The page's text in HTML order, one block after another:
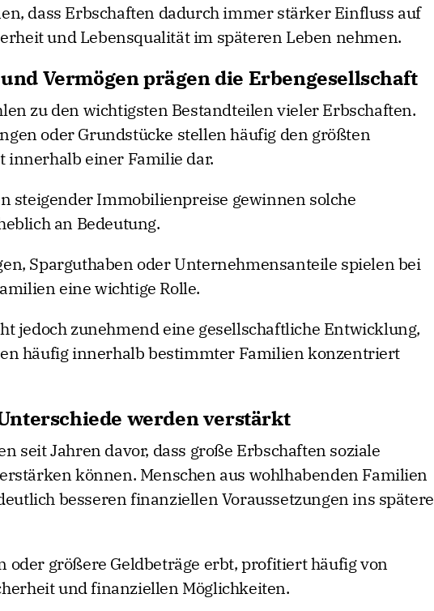
dass Erbschaften dadurch immer stärker Einfluss auf
und Lebensqualität im späteren Leben nehmen.
Vermögen prägen die Erbengesellschaft
zu den wichtigsten Bestandteilen vieler Erbschaften.
oder Grundstücke stellen häufig den größten
innerhalb einer Familie dar.
steigender Immobilienpreise gewinnen solche
an Bedeutung.
Sparguthaben oder Unternehmensanteile spielen bei
eine wichtige Rolle.
jedoch zunehmend eine gesellschaftliche Entwicklung,
häufig innerhalb bestimmter Familien konzentriert
werden verstärkt
seit Jahren davor, dass große Erbschaften soziale
können. Menschen aus wohlhabenden Familien
besseren finanziellen Voraussetzungen ins spätere
oder größere Geldbeträge erbt, profitiert häufig von
und finanziellen Möglichkeiten.